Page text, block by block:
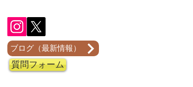
ブログ（最新情報）
質問フォーム